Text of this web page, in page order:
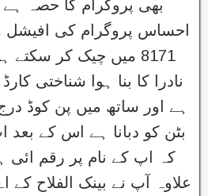
بھی پروگرام کا حصہ ہے
احساس پروگرام کی
8171 میں چیک کر
نادرا کا بنا ہوا شناختی
ہے اور ساتھ میں پن کوڈ
بٹن کو دبانا ہے اس کے بعد
کہ اپ کے نام پر رقم ائی
علاوہ آپ نے بینک الفلاح کے